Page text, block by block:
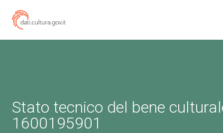
Stato tecnico del bene
1600195901